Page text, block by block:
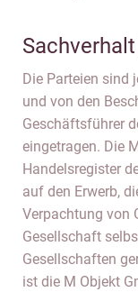
Sachverhalt
Die Parteien sind
und von den
Geschäftsführer
eingetragen. Die
Handelsregister
auf den Erwerb,
Verpachtung von
Gesellschaft
Gesellschaften
ist die M Objekt